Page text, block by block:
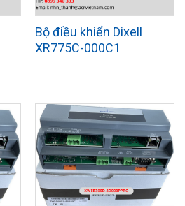
Bộ điều khiển Dixell
XR775C-000C1